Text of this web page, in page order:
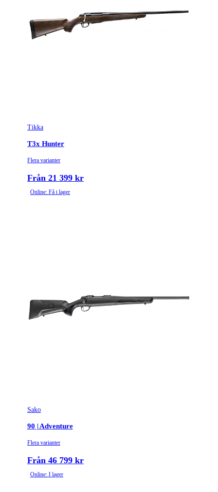
Tikka
T3x Hunter
Flera varianter
Från 21 399 kr
Online: Få i lager
Sako
90 | Adventure
Flera varianter
Från 46 799 kr
Online: I lager